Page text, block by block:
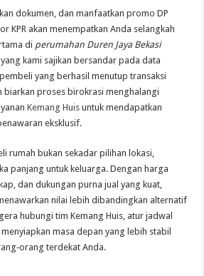
dokumen, dan manfaatkan promo DP
KPR akan menempatkan Anda selangkah
di perumahan Duren Jaya Bekasi
kami sajikan bersandar pada data
yang berhasil menutup transaksi
biarkan proses birokrasi menghalangi
Kemang Huis untuk mendapatkan
eksklusif.
rumah bukan sekadar pilihan lokasi,
panjang untuk keluarga. Dengan harga
dan dukungan purna jual yang kuat,
nilai lebih dibandingkan alternatif
hubungi tim Kemang Huis, atur jadwal
masa depan yang lebih stabil
terdekat Anda.